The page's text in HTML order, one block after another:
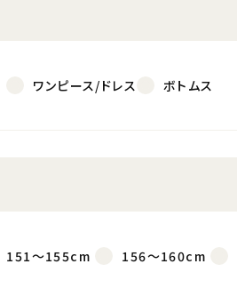
ワンピース/ドレス ボトムス
151～155cm 156～160cm